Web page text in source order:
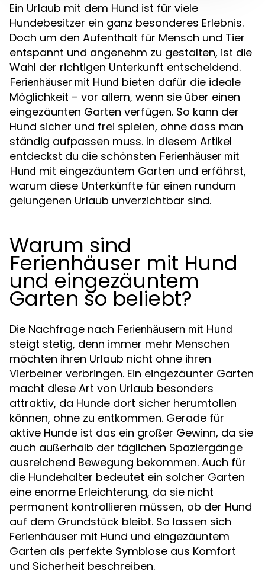
Ein Urlaub mit dem Hund ist für viele
Hundebesitzer ein ganz besonderes Erlebnis.
Doch um den Aufenthalt für Mensch und Tier
entspannt und angenehm zu gestalten, ist die
Wahl der richtigen Unterkunft entscheidend.
Ferienhäuser mit Hund bieten dafür die ideale
Möglichkeit – vor allem, wenn sie über einen
eingezäunten Garten verfügen. So kann der
Hund sicher und frei spielen, ohne dass man
ständig aufpassen muss. In diesem Artikel
entdeckst du die schönsten Ferienhäuser mit
Hund mit eingezäuntem Garten und erfährst,
warum diese Unterkünfte für einen rundum
gelungenen Urlaub unverzichtbar sind.
Warum sind
Ferienhäuser mit Hund
und eingezäuntem
Garten so beliebt?
Die Nachfrage nach Ferienhäusern mit Hund
steigt stetig, denn immer mehr Menschen
möchten ihren Urlaub nicht ohne ihren
Vierbeiner verbringen. Ein eingezäunter Garten
macht diese Art von Urlaub besonders
attraktiv, da Hunde dort sicher herumtollen
können, ohne zu entkommen. Gerade für
aktive Hunde ist das ein großer Gewinn, da sie
auch außerhalb der täglichen Spaziergänge
ausreichend Bewegung bekommen. Auch für
die Hundehalter bedeutet ein solcher Garten
eine enorme Erleichterung, da sie nicht
permanent kontrollieren müssen, ob der Hund
auf dem Grundstück bleibt. So lassen sich
Ferienhäuser mit Hund und eingezäuntem
Garten als perfekte Symbiose aus Komfort
und Sicherheit beschreiben.